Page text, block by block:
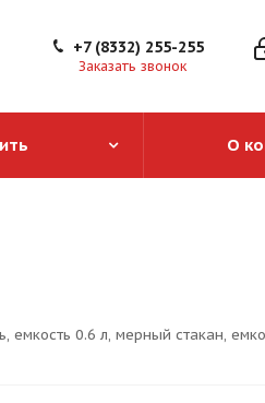
+7 (8332) 255-255
Заказать звонок
О
0.6 л, мерный стакан,